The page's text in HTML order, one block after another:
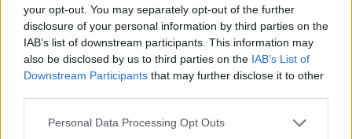
your opt-out. You may separately opt-out of the further
disclosure of your personal information by third parties on the
IAB’s list of downstream participants. This information may
also be disclosed by us to third parties on the IAB’s List of
Downstream Participants that may further disclose it to other
Personal Data Processing Opt Outs
Δημήτρης Θωμαδάκης
Κοπέλι από τα λίγα, ξεχνά βασικά πράγματα
(να κοιμηθεί, να φάει, ενίοτε και να
παιχνιδάκια αν και συχνά παραδίνεται στη